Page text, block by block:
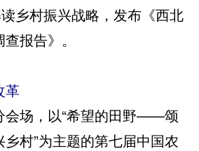
乡村振兴战略，发布《西北
报告》。
场，以“希望的田野——颂
村”为主题的第七届中国农